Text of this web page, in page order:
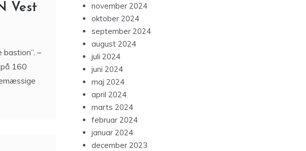
Vest
–
160
november 2024
oktober 2024
september 2024
august 2024
juli 2024
juni 2024
maj 2024
april 2024
marts 2024
februar 2024
januar 2024
december 2023